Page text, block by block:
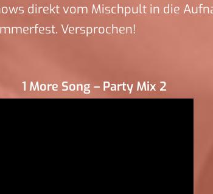
direkt vom Mischpult in die
Versprochen!
1 More Song – Party Mix 2